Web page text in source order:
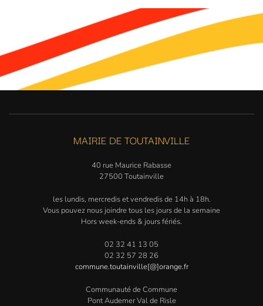
MAIRIE DE TOUTAINVILLE
40 rue Maurice Rabasse
27500 Toutainville
les lundis, mercredis et vendredis de 14h à 18h.
Vous pouvez nous joindre tous les jours de la semaine
Hors week-ends & jours fériés.
02 32 41 13 05
02 32 57 28 26
commune.toutainville[@]orange.fr
Communauté de Commune
Pont Audemer Val de Risle